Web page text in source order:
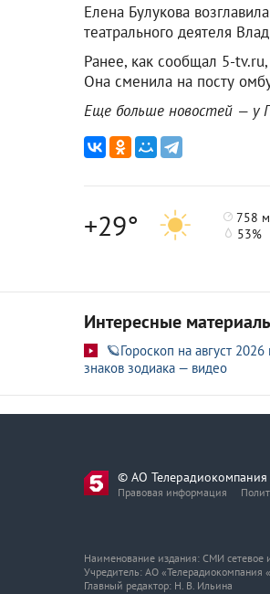
Елена Булукова
театрального деятеля
Ранее, как сообщал 5-tv.ru,
Она сменила на посту
Еще больше новостей — у
+29°
758
53%
Интересные
🪐Гороскоп на август 2026
знаков зодиака — видео
© АО
Правовая информация
Наименование издания: СМИ сетевое
Учредитель: АО «Телерадиокомпания
Главный редактор: Н. В. Ильина